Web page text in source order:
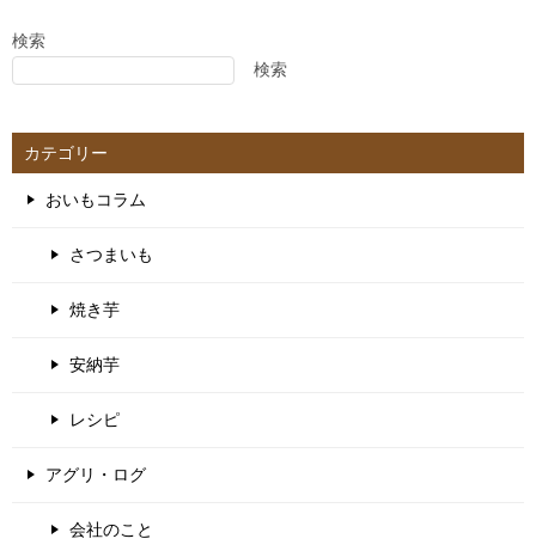
検索
検索
カテゴリー
おいもコラム
さつまいも
焼き芋
安納芋
レシピ
アグリ・ログ
会社のこと